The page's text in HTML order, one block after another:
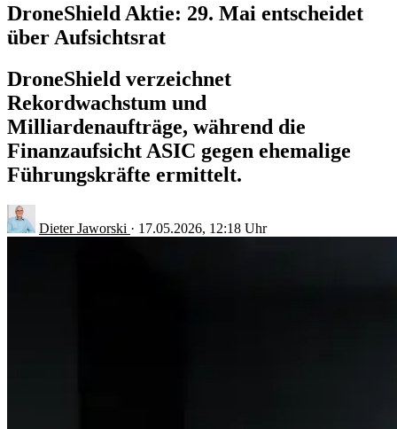
DroneShield Aktie: 29. Mai entscheidet
über Aufsichtsrat
DroneShield verzeichnet
Rekordwachstum und
Milliardenaufträge, während die
Finanzaufsicht ASIC gegen ehemalige
Führungskräfte ermittelt.
Dieter Jaworski · 17.05.2026, 12:18 Uhr